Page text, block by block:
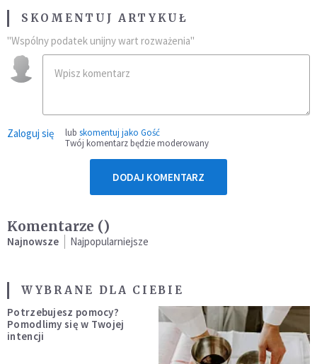
SKOMENTUJ ARTYKUŁ
"Wspólny podatek unijny wart rozważenia"
Zaloguj się lub skomentuj jako Gość
Twój komentarz będzie moderowany
DODAJ KOMENTARZ
Komentarze ()
Najnowsze Najpopularniejsze
WYBRANE DLA CIEBIE
Potrzebujesz pomocy?
Pomodlimy się w Twojej
intencji